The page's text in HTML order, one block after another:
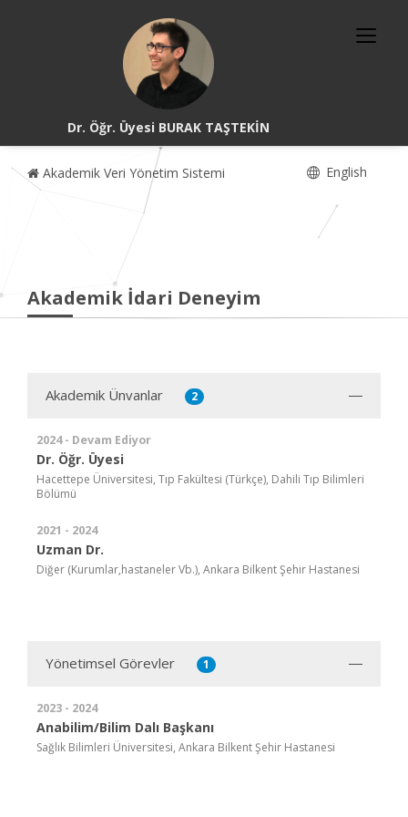
Dr. Öğr. Üyesi BURAK TAŞTEKİN
Akademik Veri Yönetim Sistemi English
Akademik İdari Deneyim
Akademik Ünvanlar 2
2024 - Devam Ediyor
Dr. Öğr. Üyesi
Hacettepe Üniversitesi, Tıp Fakültesi (Türkçe), Dahili Tıp Bilimleri
Bölümü
2021 - 2024
Uzman Dr.
Diğer (Kurumlar,hastaneler Vb.), Ankara Bilkent Şehir Hastanesi
Yönetimsel Görevler 1
2023 - 2024
Anabilim/Bilim Dalı Başkanı
Sağlık Bilimleri Üniversitesi, Ankara Bilkent Şehir Hastanesi